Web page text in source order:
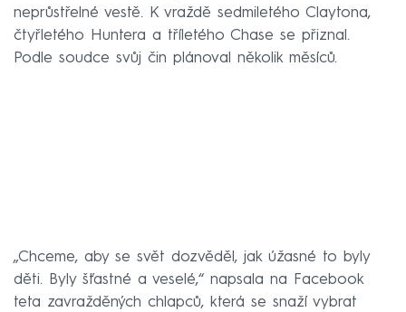
neprůstřelné vestě. K vraždě sedmiletého Claytona,
čtyřletého Huntera a tříletého Chase se přiznal.
Podle soudce svůj čin plánoval několik měsíců.
„Chceme, aby se svět dozvěděl, jak úžasné to byly
děti. Byly šťastné a veselé,“ napsala na Facebook
teta zavražděných chlapců, která se snaží vybrat